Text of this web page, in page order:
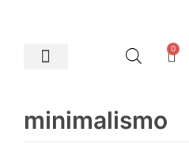
0
minimalismo